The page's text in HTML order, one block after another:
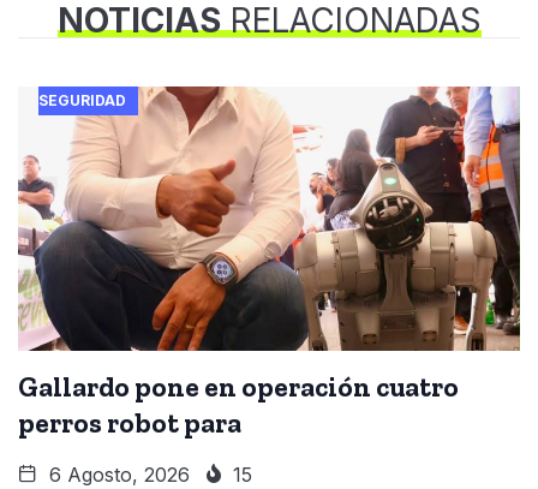
NOTICIASRELACIONADAS
SEGURIDAD
Gallardo pone en operación cuatro
perros robot para
6 Agosto, 2026 15